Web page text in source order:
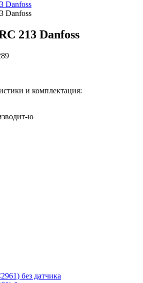
213 Danfoss
и комплектация:
ю